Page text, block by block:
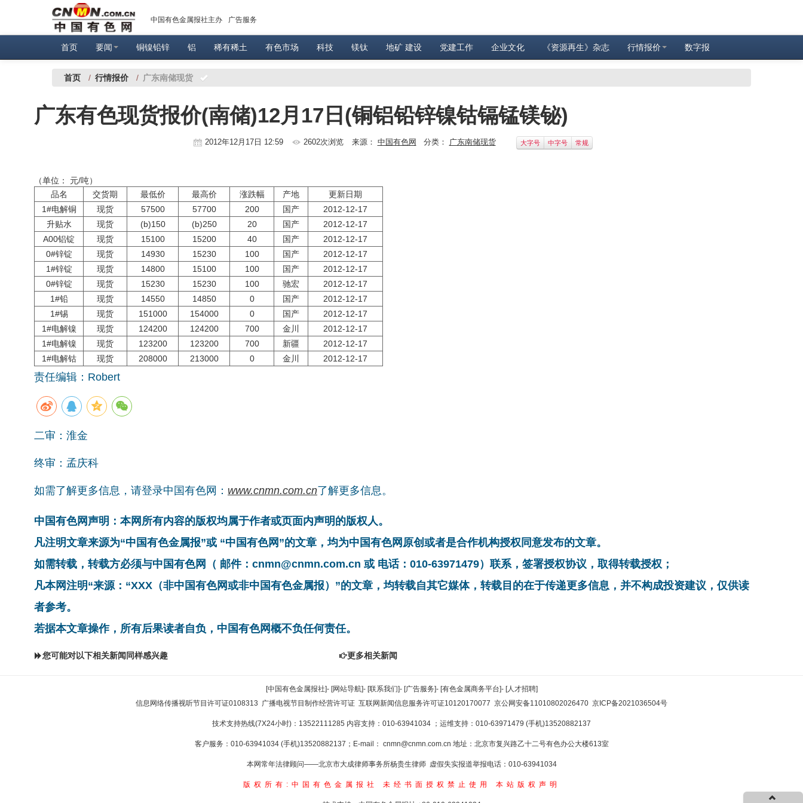
中国有色金属报社主办 广告服务
首页 要闻 铜镍铅锌 铝 稀有稀土 有色市场 科技 镁钛 地矿 建设 党建工作 企业文化 《资源再生》杂志 行情报价 数字报
首页 / 行情报价 / 广东南储现货
广东有色现货报价(南储)12月17日(铜铝铅锌镍钴镉锰镁铋)
2012年12月17日 12:59 2602次浏览 来源： 中国有色网 分类： 广东南储现货 大字号 中字号 常规
（单位： 元/吨）
品名
交货期 最低价 最高价 涨跌幅 产地
更新日期
1#电解铜
现货 57500 57700 200 国产
2012-12-17
升贴水
现货 (b)150 (b)250 20 国产
2012-12-17
A00铝锭
现货 15100 15200 40 国产
2012-12-17
0#锌锭
现货 14930 15230 100 国产
2012-12-17
1#锌锭
现货 14800 15100 100 国产
2012-12-17
0#锌锭
现货 15230 15230 100 驰宏
2012-12-17
1#铅
现货 14550 14850 0 国产
2012-12-17
1#锡
现货 151000 154000 0 国产
2012-12-17
1#电解镍
现货 124200 124200 700 金川
2012-12-17
1#电解镍
现货 123200 123200 700 新疆
2012-12-17
1#电解钴
现货 208000 213000 0 金川 2012-12-17
责任编辑：Robert
二审：淮金
终审：孟庆科
如需了解更多信息，请登录中国有色网： www.cnmn.com.cn了解更多信息。
中国有色网声明：本网所有内容的版权均属于作者或页面内声明的版权人。
凡注明文章来源为“中国有色金属报”或 “中国有色网”的文章，均为中国有色网原创或者是合作机构授权同意发布的文章。
如需转载，转载方必须与中国有色网（ 邮件：cnmn@cnmn.com.cn 或 电话：010-63971479）联系，签署授权协议，取得转载授权；
凡本网注明“来源：“XXX（非中国有色网或非中国有色金属报）”的文章，均转载自其它媒体，转载目的在于传递更多信息，并不构成投资建议，仅供读
者参考。
若据本文章操作，所有后果读者自负，中国有色网概不负任何责任。
您可能对以下相关新闻同样感兴趣 更多相关新闻
[中国有色金属报社]- [网站导航]- [联系我们]- [广告服务]- [有色金属商务平台]- [人才招聘]
信息网络传播视听节目许可证0108313 广播电视节目制作经营许可证 互联网新闻信息服务许可证10120170077 京公网安备11010802026470 京ICP备2021036504号
技术支持热线(7X24小时)：13522111285 内容支持：010-63941034 ；运维支持：010-63971479 (手机)13520882137
客户服务：010-63941034 (手机)13520882137；E-mail： cnmn@cnmn.com.cn 地址：北京市复兴路乙十二号有色办公大楼613室
本网常年法律顾问——北京市大成律师事务所杨贵生律师 虚假失实报道举报电话：010-63941034
版权所有:中国有色金属报社 未经书面授权禁止使用 本站版权声明